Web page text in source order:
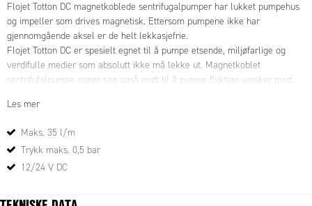
Flojet Totton DC magnetkoblede sentrifugalpumper har lukket pumpehus
og impeller som drives magnetisk. Ettersom pumpene ikke har
gjennomgående aksel er de helt lekkasjefrie.
Flojet Totton DC er spesielt egnet til å pumpe etsende, miljøfarlige og
verdifulle medier som absolutt ikke må lekke ut. Magnetkoblet
sentrifufalpumpe egner seg også godt til å pumpe flyktige væsker med
og lekkasjer.
og trygge for omgivelsene. De er også meget driftsikre hvilket vil holde
driftskostnadene nede.
Les mer
Maks. 35 l/m
Trykk maks. 0,5 bar
12/24 V DC